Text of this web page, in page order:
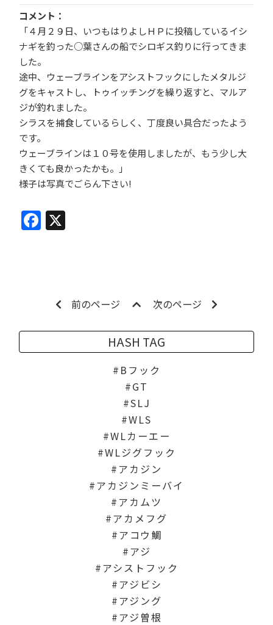
コメント
「４月２９日、いつもはりよしＨＰに投稿しているイシ
ナギを釣った○葉さんの船でシロギス釣りに行ってきま
した。
途中、ウェーブラインをアシストフックにしたメタルジ
グをキャストし、トゥイッチングを繰り返すと、マルア
ジが釣れました。
シラスを捕食しているらしく、丁度良い具合だったよう
です。
ウェーブラインは１０号を使用しましたが、もう少し大
きくても良かったかも。」
様子は写真でごらん下さい!
Facebook
前のページ 次のページ
HASH TAG
Bフック
GT
SLJ
WLS
WLカーエー
WLジグフック
アカジン
アカジンミーバイ
アカムツ
アカメフグ
アコウ鯛
アジ
アシストフック
アジビシ
アジング
アジ曽根